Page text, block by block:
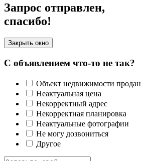
Запрос отправлен,
спасибо!
Закрыть окно
С объявлением что-то не так?
Объект недвижимости продан
Неактуальная цена
Некорректный адрес
Некорректная планировка
Неактуальные фотографии
Не могу дозвониться
Другое